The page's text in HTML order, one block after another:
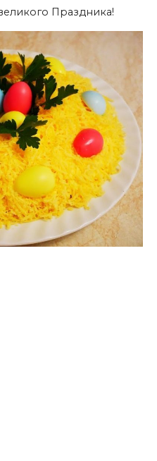
Праздника!